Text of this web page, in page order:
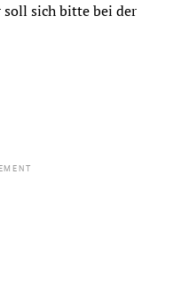
soll sich bitte bei der